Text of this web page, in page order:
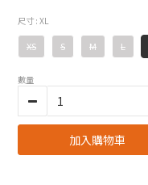
尺寸 : XL
XS S M L
數量
加入購物車